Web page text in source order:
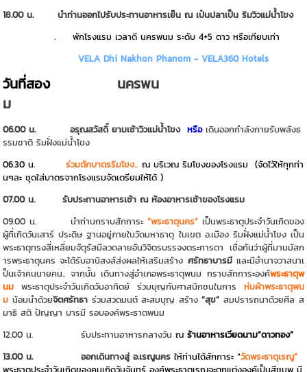
18.00 น. นำท่านออกไปรับประทานอาหารเย็น ณ เป๋นปลาเป็น ริมวิวแม่น้ำโขง
. พักโรงแรม เวลาดี นครพนม ระดับ 4+5 ดาว หรือเทียบเท่า
VELA Dhi Nakhon Phanom - VELA360 Hotels
วันที่สอง
นครพน
ม
06.00 น. อรุณสวัสดิ์ ยามเช้าวิวแม่น้ำโขงหรือเดินออกกำลังกายรับพลังธ
รรมชาติ ริมฝั่งแม่น้ำโขง
06.30 น.ร่วมตักบาตรริมโขง... ณ บริเวณ ริมโขงของโรงแรม (จัดไว้ให้ทุกท่า
นๆละ ชุดใส่บาตรจากโรงแรมจัดเตรียมให้ได้ )
07.00 น. รับประทานอาหารเช้า ณ ห้องอาหารเช้าของโรงแรม
09.00 น. นำท่านกราบสักการะ “พระธาตุนคร” เป็นพระธาตุประจำวันเกิดของ
ผู้ที่เกิดวันเสาร์ ประดิษ ฐานอยู่ภายในวัดมหาธาตุ ในเขต อ.เมือง ริมฝั่งแม่น้ำโขง เป็น
พระธาตุทรงสี่เหลี่ยมจัตุรัสมีลวดลายอันวิจิตรบรรจงตระการตา เชื่อกันว่าผู้ที่มานมัสก
ารพระธาตุนคร จะได้รับอานิสงส์ส่งผลให้เสริมสร้าง ศรัทธาบารมีและมีอำนาจวาสนาเ
ป็นเจ้าคนนายคน.. จากนั้น เดินทางสู่อำเภอพระธาตุพนม กราบสักการะองค์พระธาตุพ
นม พระธาตุประจำวันเกิดวันอาทิตย์ ร่วมบุญกับศาสนิกชนในการ ห่มผ้าพระธาตุพน
ม น้อมนำด้วยจิตศรัทธา ร่วมสวดมนต์ สะสมบุญ สร้าง“สุข” สมปรารถนาด้วยศีล ส
มาธิ สติ ปัญญา บารมี รอบองค์พระธาตพนม
12.00 น. รับประทานอาหารกลางวันณร้านอาหารเวียดนาม”ดาวทอง”
13.00 น. ออกเดินทางสู่ อ.เรณูนครให้ท่านได้สักการะ “วัดพระธาตุเรณู”